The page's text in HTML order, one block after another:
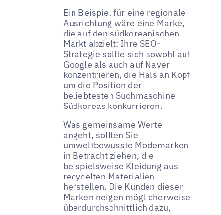
Ein Beispiel für eine regionale
Ausrichtung wäre eine Marke,
die auf den südkoreanischen
Markt abzielt: Ihre SEO-
Strategie sollte sich sowohl auf
Google als auch auf Naver
konzentrieren, die Hals an Kopf
um die Position der
beliebtesten Suchmaschine
Südkoreas konkurrieren.
Was gemeinsame Werte
angeht, sollten Sie
umweltbewusste Modemarken
in Betracht ziehen, die
beispielsweise Kleidung aus
recycelten Materialien
herstellen. Die Kunden dieser
Marken neigen möglicherweise
überdurchschnittlich dazu,